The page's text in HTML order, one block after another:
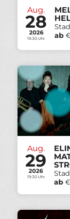
Aug.
28
2026
19:30 Uhr
ab
Aug.
29
2026
19:30 Uhr
ab